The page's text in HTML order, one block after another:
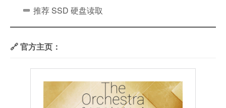
推荐 SSD 硬盘读取
🔗 官方主页：